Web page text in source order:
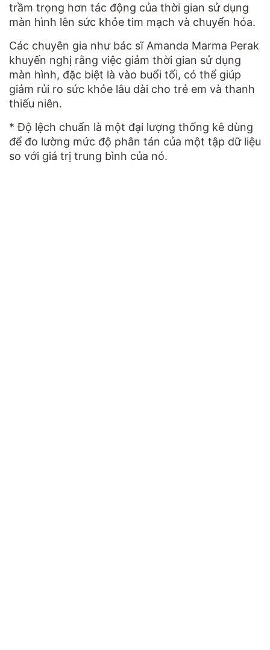
trầm trọng hơn tác động của thời gian sử dụng
màn hình lên sức khỏe tim mạch và chuyển hóa.
Các chuyên gia như bác sĩ Amanda Marma Perak
khuyến nghị rằng việc giảm thời gian sử dụng
màn hình, đặc biệt là vào buổi tối, có thể giúp
giảm rủi ro sức khỏe lâu dài cho trẻ em và thanh
thiếu niên.
* Độ lệch chuẩn là một đại lượng thống kê dùng
để đo lường mức độ phân tán của một tập dữ liệu
so với giá trị trung bình của nó.